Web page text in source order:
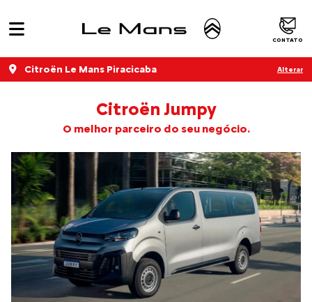
CONTATO
Citroën Le Mans Piracicaba Alterar
Citroën Jumpy
O melhor parceiro do seu negócio.